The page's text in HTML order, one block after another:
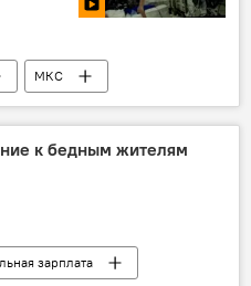
МКС
к бедным жителям
зарплата